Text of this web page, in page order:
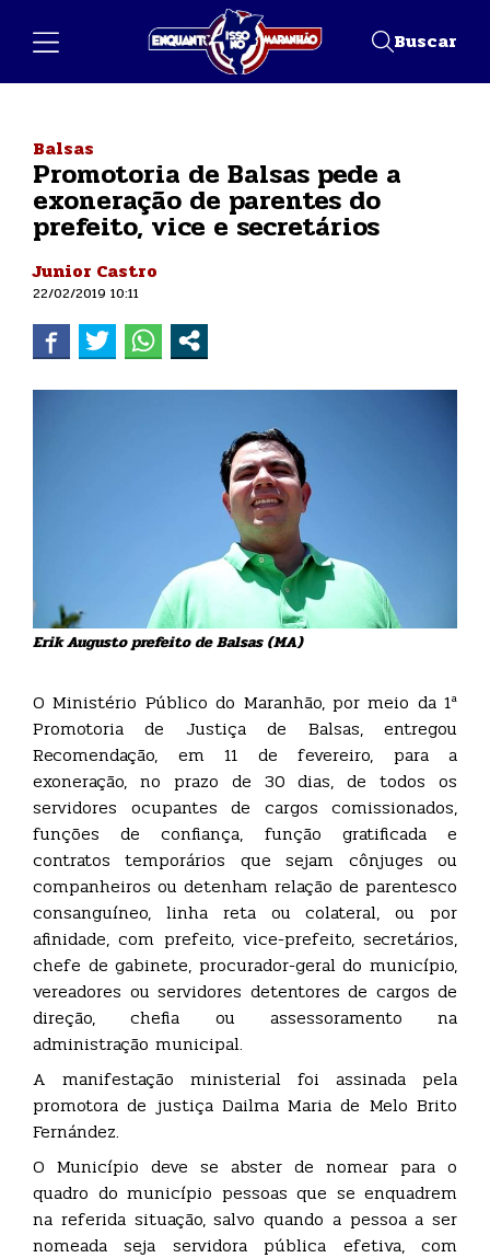
Buscar
Balsas
Promotoria de Balsas pede a
exoneração de parentes do
prefeito, vice e secretários
Junior Castro
22/02/2019 10:11
Erik Augusto prefeito de Balsas (MA)
O Ministério Público do Maranhão, por meio da 1ª
Promotoria de Justiça de Balsas, entregou
Recomendação, em 11 de fevereiro, para a
exoneração, no prazo de 30 dias, de todos os
servidores ocupantes de cargos comissionados,
funções de confiança, função gratificada e
contratos temporários que sejam cônjuges ou
companheiros ou detenham relação de parentesco
consanguíneo, linha reta ou colateral, ou por
afinidade, com prefeito, vice-prefeito, secretários,
chefe de gabinete, procurador-geral do município,
vereadores ou servidores detentores de cargos de
direção, chefia ou assessoramento na
administração municipal.
A manifestação ministerial foi assinada pela
promotora de justiça Dailma Maria de Melo Brito
Fernández.
O Município deve se abster de nomear para o
quadro do município pessoas que se enquadrem
na referida situação, salvo quando a pessoa a ser
nomeada seja servidora pública efetiva, com